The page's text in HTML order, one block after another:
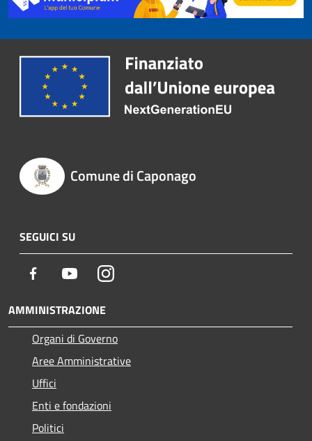
Comune di Caponago
SEGUICI SU
Facebook YoutubeInstagram
AMMINISTRAZIONE
Organi di Governo
Aree Amministrative
Uffici
Enti e fondazioni
Politici